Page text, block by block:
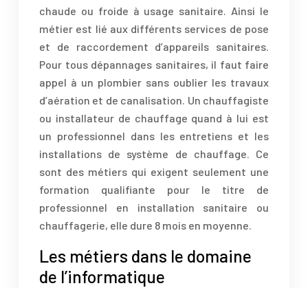
chaude ou froide à usage sanitaire. Ainsi le
métier est lié aux différents services de pose
et de raccordement d’appareils sanitaires.
Pour tous dépannages sanitaires, il faut faire
appel à un plombier sans oublier les travaux
d’aération et de canalisation. Un chauffagiste
ou installateur de chauffage quand à lui est
un professionnel dans les entretiens et les
installations de système de chauffage. Ce
sont des métiers qui exigent seulement une
formation qualifiante pour le titre de
professionnel en installation sanitaire ou
chauffagerie, elle dure 8 mois en moyenne.
Les métiers dans le domaine
de l’informatique